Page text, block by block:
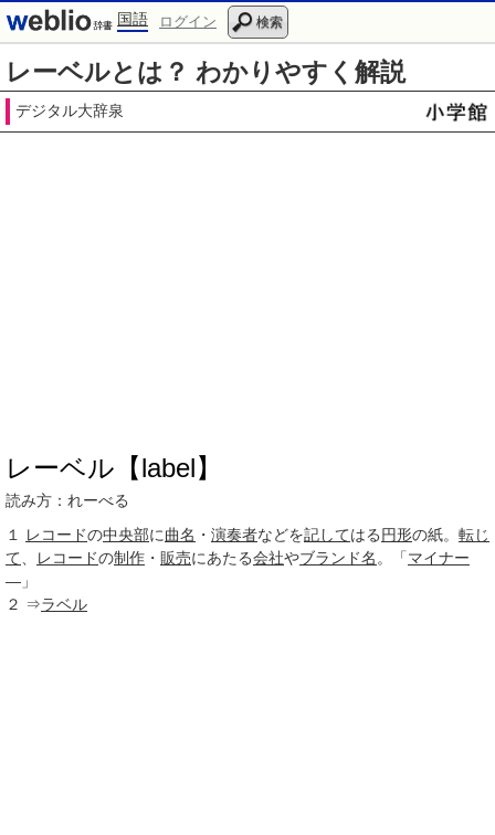
国語 ログイン 検索
レーベルとは？ わかりやすく解説
デジタル大辞泉
レーベル【label】
読み方：れーべる
１
レコードの中央部に曲名 ・ 演奏者などを記してはる円形の紙。 転じ
て
レコードの制作 ・ 販売にあたる会社やブランド名 。「マイナー
―」
２ ⇒ラベル